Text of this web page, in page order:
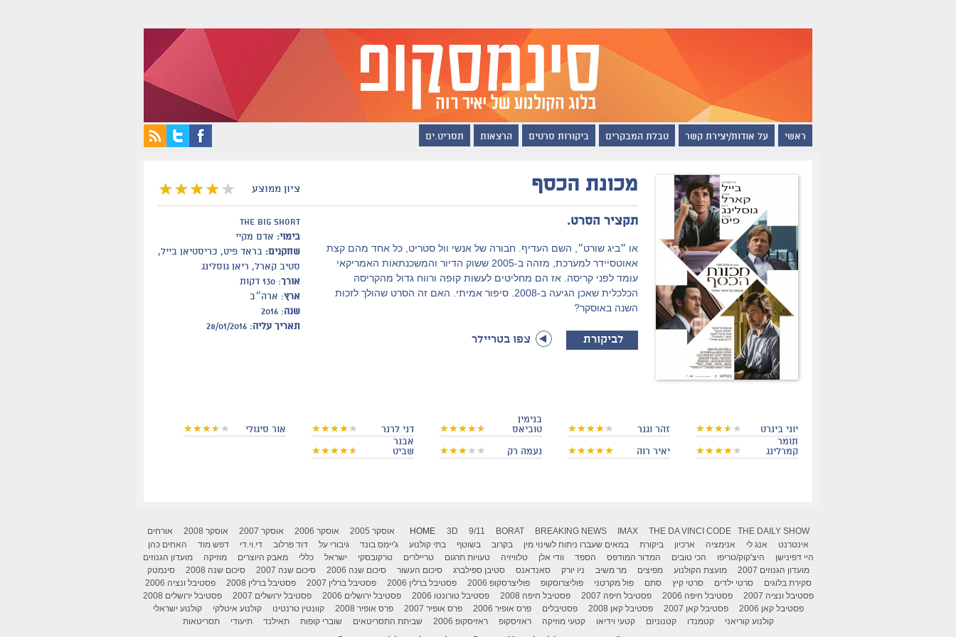
ראשי על אודות/יצירת קשר טבלת המבקרים ביקורות סרטים הרצאות תסריט.ים
ציון ממוצע מכונת הכסף
the big short
בימוי: אדם מקיי
שחקנים: בראד פיט, כריסטיאן בייל,
סטיב קארל, ריאן גוסלינג
אורך: 130 דקות
ארץ: ארה״ב
שנה: 2016
תאריך עליה: 28/01/2016
תקציר הסרט.
או ״ביג שורט״, השם העדיף. חבורה של אנשי וול סטריט, כל אחד מהם קצת
אאוטסיידר למערכת, מזהה ב-2005 ששוק הדיור והמשכנתאות האמריקאי
עומד לפני קריסה. אז הם מחליטים לעשות קופה ורווח גדול מהקריסה
הכלכלית שאכן הגיעה ב-2008. סיפור אמיתי. האם זה הסרט שהולך לזכות
השנה באוסקר?
לביקורת צפו בטריילר
יוני בינרט זהר וגנר
בנימין
טוביאס
דני לרנר
אור סיגולי
תומר
קמרלינג
יאיר רוה נעמה רק
אבנר
שביט
HOME 3D 9/11 BORAT BREAKING NEWS IMAX THE DA VINCI CODE THE DAILY SHOW אוסקר 2005 אוסקר 2006 אוסקר 2007 אוסקר 2008
אורחים
אינטרנט
אנג לי אנימציה ארכיון ביקורת במאים שעברו ניתוח לשינוי מין בקרוב בשוטף בתי קולנוע ג'יימס בונד גיבורי על דוד פרלוב די.וי.די דפש מוד
האחים כהן
היי דפינישן
היצ'קוק/טריפו הכי טובים המדור המודפס הספד וודי אלן טלוויזיה טעויות תרגום טריילרים טרקובסקי ישראל כללי מאבק היוצרים מוזיקה
מועדון הגנוזים
מועדון הגנוזים 2007
מועצת הקולנוע מפיצים מר משיב ניו יורק סאנדאנס סטיבן ספילברג סיכום העשור סיכום שנה 2006 סיכום שנה 2007 סיכום שנה 2008
סינמטק
סקירת בלוגים
סרטי ילדים סרטי קיץ סתם פול מקרטני פוליצרוסקופ פוליצרסקופ 2006 פסטיבל ברלין 2006 פסטיבל ברלין 2007 פסטיבל ברלין 2008
פסטיבל ונציה 2006
פסטיבל ונציה 2007
פסטיבל חיפה 2006 פסטיבל חיפה 2007 פסטיבל חיפה 2008 פסטיבל טורונטו 2006 פסטיבל ירושלים 2006 פסטיבל ירושלים 2007
פסטיבל ירושלים 2008
פסטיבל קאן 2006
פסטיבל קאן 2007 פסטיבל קאן 2008 פסטיבלים פרס אופיר 2006 פרס אופיר 2007 פרס אופיר 2008 קוונטין טרנטינו קולנוע איטלקי
קולנוע ישראלי
קולנוע קוריאני
קטמנדו קטנוניזם קטעי וידיאו קטעי מוזיקה ראזיסקופ ראזיסקופ 2006 שביתת התסריטאים שוברי קופות תאילנד תיעודי תסריטאות